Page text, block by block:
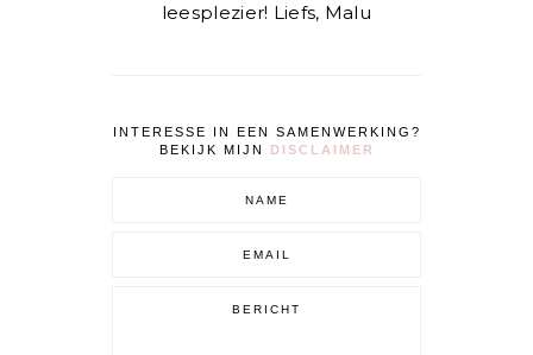
leesplezier! Liefs, Malu
INTERESSE IN EEN SAMENWERKING?
BEKIJK MIJN
DISCLAIMER